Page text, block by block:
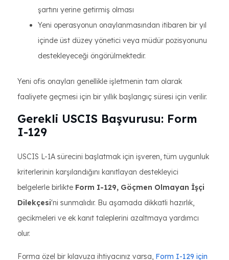
şartını yerine getirmiş olması
Yeni operasyonun onaylanmasından itibaren bir yıl
içinde üst düzey yönetici veya müdür pozisyonunu
destekleyeceği öngörülmektedir.
Yeni ofis onayları genellikle işletmenin tam olarak
faaliyete geçmesi için bir yıllık başlangıç ​​süresi için verilir.
Gerekli USCIS Başvurusu: Form
I-129
USCIS L-1A sürecini başlatmak için işveren, tüm uygunluk
kriterlerinin karşılandığını kanıtlayan destekleyici
belgelerle birlikte Form I-129, Göçmen Olmayan İşçi
Dilekçesi'ni sunmalıdır. Bu aşamada dikkatli hazırlık,
gecikmeleri ve ek kanıt taleplerini azaltmaya yardımcı
olur.
Forma özel bir kılavuza ihtiyacınız varsa, Form I-129 için